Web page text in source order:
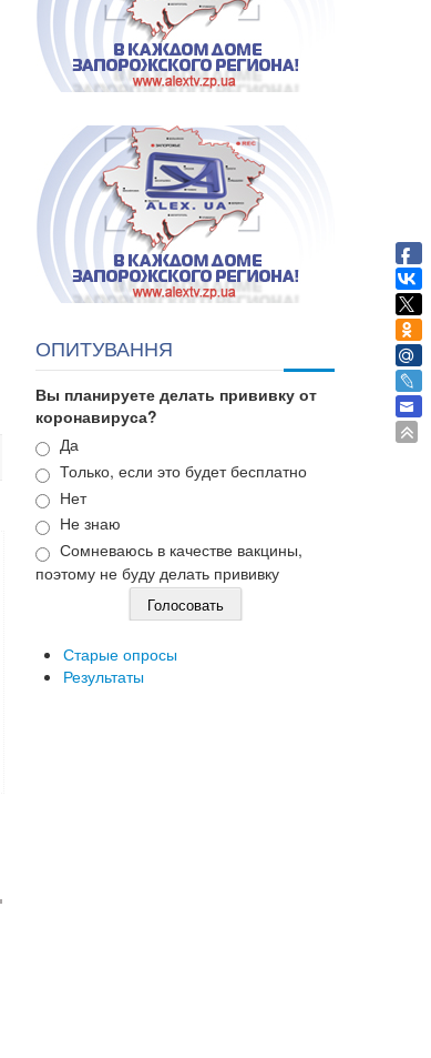
ОПИТУВАННЯ
Вы планируете делать прививку от
коронавируса?
Варианты
Да
Только, если это будет бесплатно
Нет
Не знаю
Сомневаюсь в качестве вакцины,
поэтому не буду делать прививку
Старые опросы
Результаты